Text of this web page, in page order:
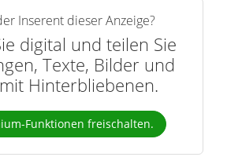
Inserent dieser Anzeige?
digital und teilen Sie
Texte, Bilder und
Hinterbliebenen.
Funktionen freischalten.